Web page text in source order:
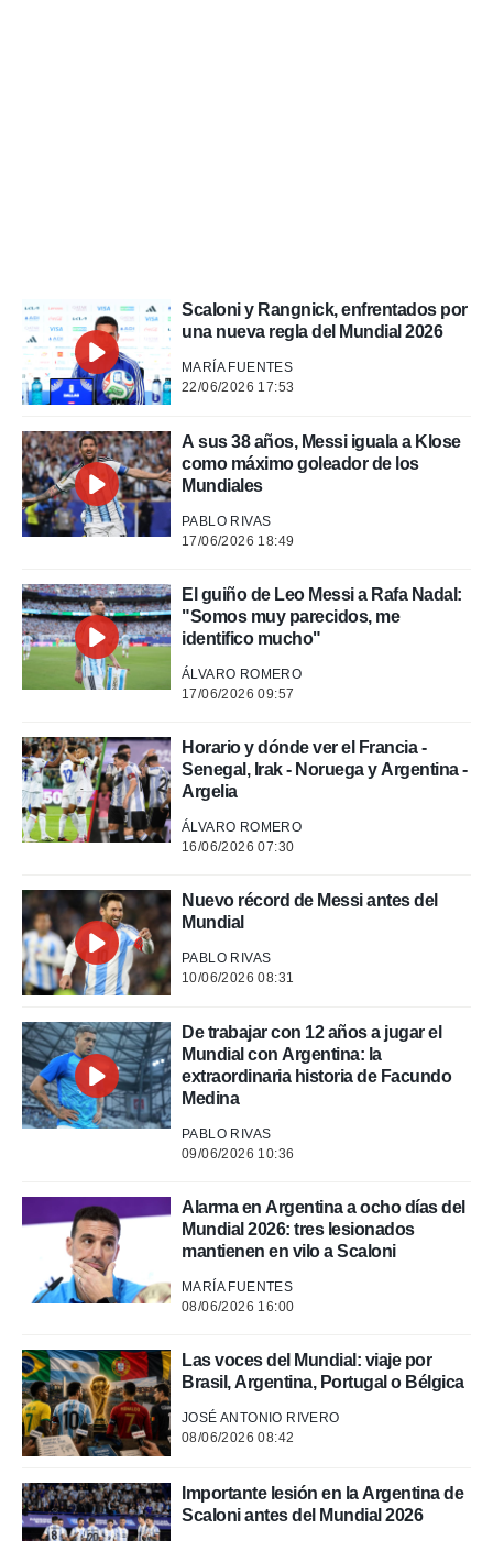
de
o a través
de
de
uso de
con el
publicidad
1199
Scaloni y Rangnick, enfrentados por
una nueva regla del Mundial 2026
MARÍA FUENTES
22/06/2026 17:53
A sus 38 años, Messi iguala a Klose
como máximo goleador de los
Mundiales
PABLO RIVAS
17/06/2026 18:49
El guiño de Leo Messi a Rafa Nadal:
"Somos muy parecidos, me
identifico mucho"
ÁLVARO ROMERO
17/06/2026 09:57
Horario y dónde ver el Francia -
Senegal, Irak - Noruega y Argentina -
Argelia
ÁLVARO ROMERO
16/06/2026 07:30
Nuevo récord de Messi antes del
Mundial
PABLO RIVAS
10/06/2026 08:31
De trabajar con 12 años a jugar el
Mundial con Argentina: la
extraordinaria historia de Facundo
Medina
PABLO RIVAS
09/06/2026 10:36
Alarma en Argentina a ocho días del
Mundial 2026: tres lesionados
mantienen en vilo a Scaloni
MARÍA FUENTES
08/06/2026 16:00
Las voces del Mundial: viaje por
Brasil, Argentina, Portugal o Bélgica
JOSÉ ANTONIO RIVERO
08/06/2026 08:42
Importante lesión en la Argentina de
Scaloni antes del Mundial 2026